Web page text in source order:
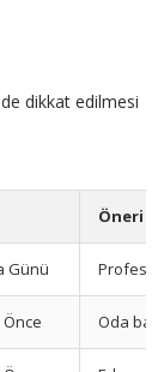
dikkat edilmesi
Öneri
Günü
Oda